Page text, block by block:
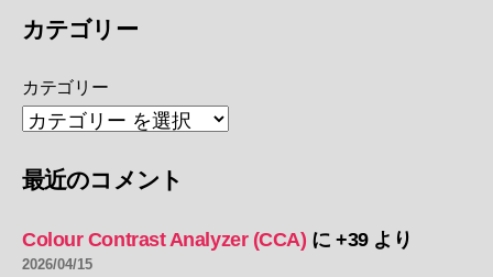
カテゴリー
カテゴリー
最近のコメント
Colour Contrast Analyzer (CCA) に+39より
2026/04/15